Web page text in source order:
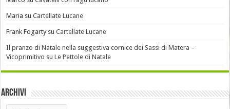
Maria suCartellate Lucane
Frank FogartysuCartellate Lucane
Il pranzo di Natale nella suggestiva cornice dei Sassi di Matera –
Vicoprimitivo suLe Pettole di Natale
Archivi